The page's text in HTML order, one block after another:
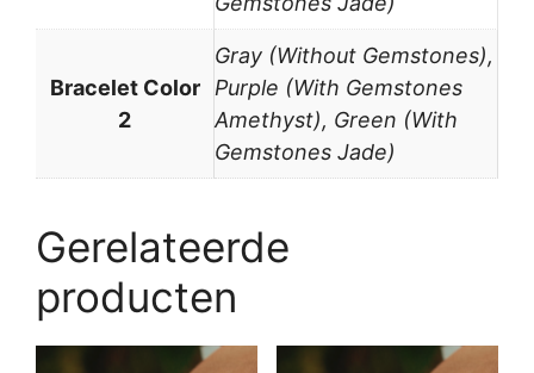
Bracelet Color
2
Gray (Without Gemstones),
Purple (With Gemstones
Amethyst), Green (With
Gemstones Jade)
Gerelateerde
producten